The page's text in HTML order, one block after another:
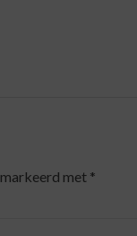
met *